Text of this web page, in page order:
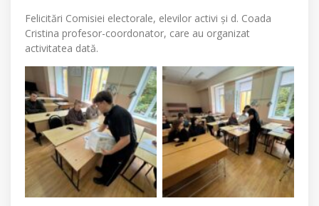
Felicitări Comisiei electorale, elevilor activi și d. Coada
Cristina profesor-coordonator, care au organizat
activitatea dată.